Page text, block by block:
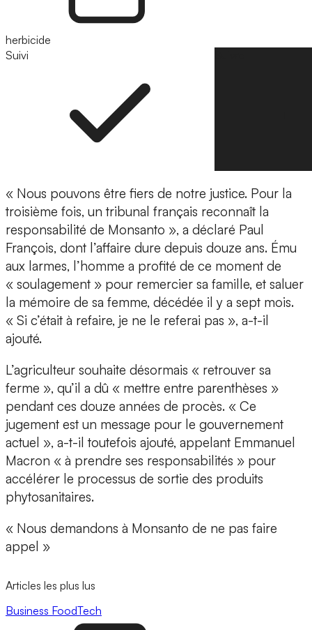
herbicide
Suivi
« Nous pouvons être fiers de notre justice. Pour la
troisième fois, un tribunal français reconnaît la
responsabilité de Monsanto », a déclaré Paul
François, dont l’affaire dure depuis douze ans. Ému
aux larmes, l’homme a profité de ce moment de
« soulagement » pour remercier sa famille, et saluer
la mémoire de sa femme, décédée il y a sept mois.
« Si c’était à refaire, je ne le referai pas », a-t-il
ajouté.
L’agriculteur souhaite désormais « retrouver sa
ferme », qu’il a dû « mettre entre parenthèses »
pendant ces douze années de procès. « Ce
jugement est un message pour le gouvernement
actuel », a-t-il toutefois ajouté, appelant Emmanuel
Macron « à prendre ses responsabilités » pour
accélérer le processus de sortie des produits
phytosanitaires.
« Nous demandons à Monsanto de ne pas faire
appel »
Articles les plus lus
Business FoodTech